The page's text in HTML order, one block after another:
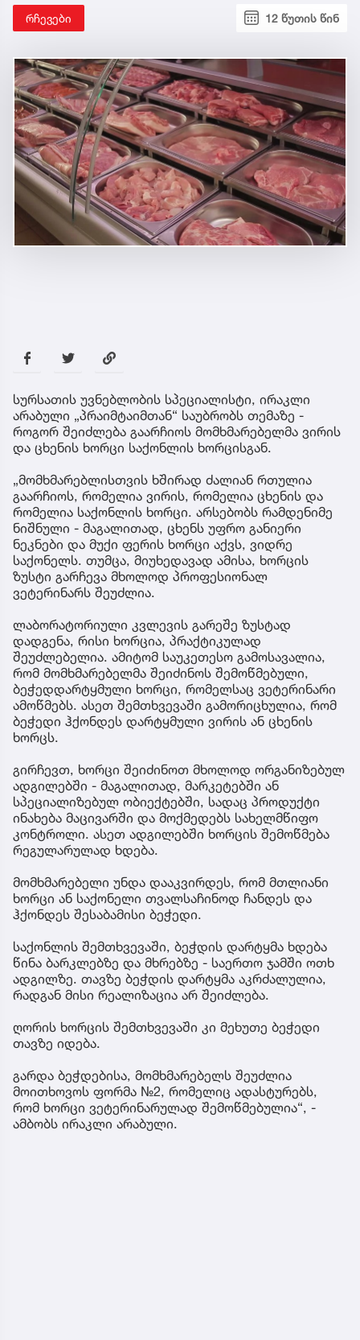
რჩევები 12 წუთის წინ
სურსათის უვნებლობის სპეციალისტი, ირაკლი
არაბული „პრაიმტაიმთან“ საუბრობს თემაზე -
როგორ შეიძლება გაარჩიოს მომხმარებელმა ვირის
და ცხენის ხორცი საქონლის ხორცისგან.
„მომხმარებლისთვის ხშირად ძალიან რთულია
გაარჩიოს, რომელია ვირის, რომელია ცხენის და
რომელია საქონლის ხორცი. არსებობს რამდენიმე
ნიშნული - მაგალითად, ცხენს უფრო განიერი
ნეკნები და მუქი ფერის ხორცი აქვს, ვიდრე
საქონელს. თუმცა, მიუხედავად ამისა, ხორცის
ზუსტი გარჩევა მხოლოდ პროფესიონალ
ვეტერინარს შეუძლია.
ლაბორატორიული კვლევის გარეშე ზუსტად
დადგენა, რისი ხორცია, პრაქტიკულად
შეუძლებელია. ამიტომ საუკეთესო გამოსავალია,
რომ მომხმარებელმა შეიძინოს შემოწმებული,
ბეჭედდარტყმული ხორცი, რომელსაც ვეტერინარი
ამოწმებს. ასეთ შემთხვევაში გამორიცხულია, რომ
ბეჭედი ჰქონდეს დარტყმული ვირის ან ცხენის
ხორცს.
გირჩევთ, ხორცი შეიძინოთ მხოლოდ ორგანიზებულ
ადგილებში - მაგალითად, მარკეტებში ან
სპეციალიზებულ ობიექტებში, სადაც პროდუქტი
ინახება მაცივარში და მოქმედებს სახელმწიფო
კონტროლი. ასეთ ადგილებში ხორცის შემოწმება
რეგულარულად ხდება.
მომხმარებელი უნდა დააკვირდეს, რომ მთლიანი
ხორცი ან საქონელი თვალსაჩინოდ ჩანდეს და
ჰქონდეს შესაბამისი ბეჭედი.
საქონლის შემთხვევაში, ბეჭდის დარტყმა ხდება
წინა ბარკლებზე და მხრებზე - საერთო ჯამში ოთხ
ადგილზე. თავზე ბეჭდის დარტყმა აკრძალულია,
რადგან მისი რეალიზაცია არ შეიძლება.
ღორის ხორცის შემთხვევაში კი მეხუთე ბეჭედი
თავზე იდება.
გარდა ბეჭდებისა, მომხმარებელს შეუძლია
მოითხოვოს ფორმა №2, რომელიც ადასტურებს,
რომ ხორცი ვეტერინარულად შემოწმებულია“, -
ამბობს ირაკლი არაბული.